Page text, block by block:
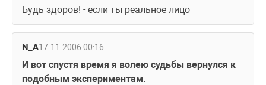
Будь здоров! - если ты реальное лицо
N_A17.11.2006 00:16
И вот спустя время я волею судьбы вернулся к
подобным экспериментам.